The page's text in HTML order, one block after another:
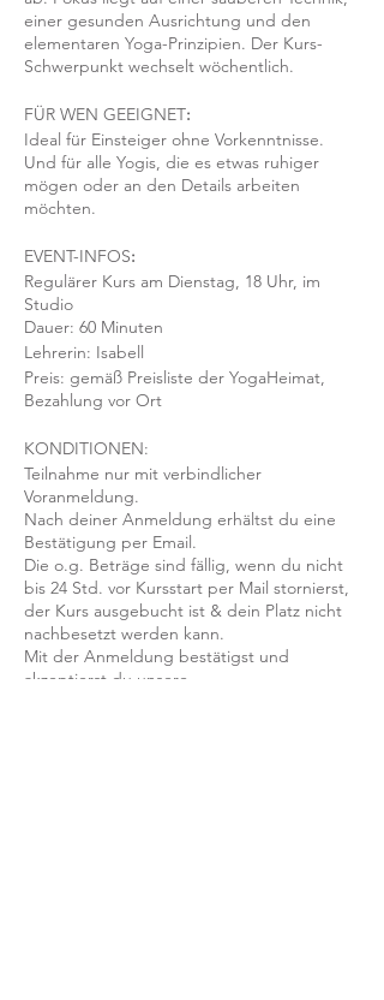
einer gesunden Ausrichtung und den
elementaren Yoga-Prinzipien. Der Kurs-
Schwerpunkt wechselt wöchentlich.
FÜR WEN GEEIGNET:
Ideal für Einsteiger ohne Vorkenntnisse.
Und für alle Yogis, die es etwas ruhiger
mögen oder an den Details arbeiten
möchten.
EVENT-INFOS:
Regulärer Kurs am Dienstag, 18 Uhr, im
Studio
Dauer: 60 Minuten
Lehrerin: Isabell
Preis: gemäß Preisliste der YogaHeimat,
Bezahlung vor Ort
KONDITIONEN:
Teilnahme nur mit verbindlicher
Voranmeldung.
Nach deiner Anmeldung erhältst du eine
Bestätigung per Email.
Die o.g. Beträge sind fällig, wenn du nicht
bis 24 Std. vor Kursstart per Mail stornierst,
der Kurs ausgebucht ist & dein Platz nicht
nachbesetzt werden kann.
Mit der Anmeldung bestätigst und
akzeptierst du unsere